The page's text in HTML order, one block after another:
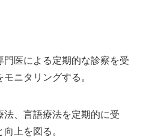
門医による定期的な診察を受
ニタリングする。
法、言語療法を定期的に受
上を図る。